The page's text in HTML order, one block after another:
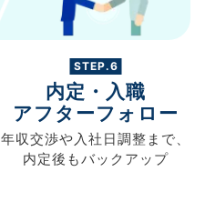
STEP.6
内定・入職
アフターフォロー
年収交渉や入社日調整まで、
内定後もバックアップ